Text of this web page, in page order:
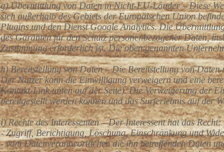
g) Übermittlung von Daten in Nicht-EU-Länder – Diese
sich außerhalb des Gebiets der Europäischen Union
Plugins und den Dienst Google Analytics. Die
des Garanten für den Schutz personenbezogener Daten,
Zustimmung erforderlich ist. Die oben genannten
h) Bereitstellung von Daten – Die Bereitstellung von
Der Nutzer kann die Einwilligung verweigern und eine
Kontakt-Link unten auf der Seite). Die Verweigerung der
bereitgestellt werden können und das Surferlebnis auf der
i) Rechte des Interessenten – Der Interessent hat das Recht:
- Zugriff, Berichtigung, Löschung, Einschränkung und
- vom Datenverantwortlichen die ihn betreffenden Daten